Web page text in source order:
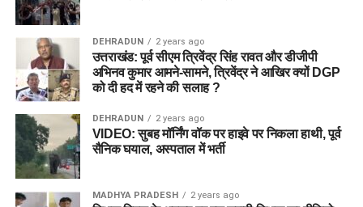
DEHRADUN 2 years ago
उत्तराखंड: पूर्व सीएम त्रिवेंद्र सिंह रावत और डीजीपी
अभिनव कुमार आमने-सामने, त्रिवेंद्र ने आखिर क्यों DGP
को दी हद में रहने की सलाह ?
DEHRADUN 2 years ago
VIDEO: सुबह मॉर्निंग वॉक पर हाइवे पर निकला हाथी, पूर्व
सैनिक घयाल, अस्पताल में भर्ती
MADHYA PRADESH 2 years ago